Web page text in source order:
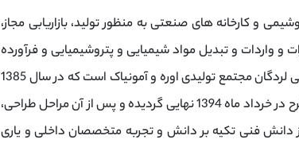
و کارخانه های صنعتی به منظور تولید، بازاریابی مجاز،
واردات و تبدیل مواد شیمیایی و پتروشیمیایی و فرآورده
های فرعی و مشتقات ذیربط آنها. شرکت پتروشیمی لردگان مجتمع تولیدی اوره و آمونیاک است که در سال 1385
مجوز احداث آن صادر شده است. منابع مالی این طرح در خرداد ماه 1394 نهایی گردیده و پس از آن مراحل طراحی،
دانش فنی تکیه بر دانش و تجربه متخصصان داخلی و یاری